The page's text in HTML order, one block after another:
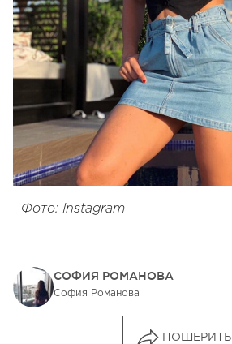
Фото: Instagram
СОФИЯ РОМАНОВА
София Романова
ПОШЕРИТЬ